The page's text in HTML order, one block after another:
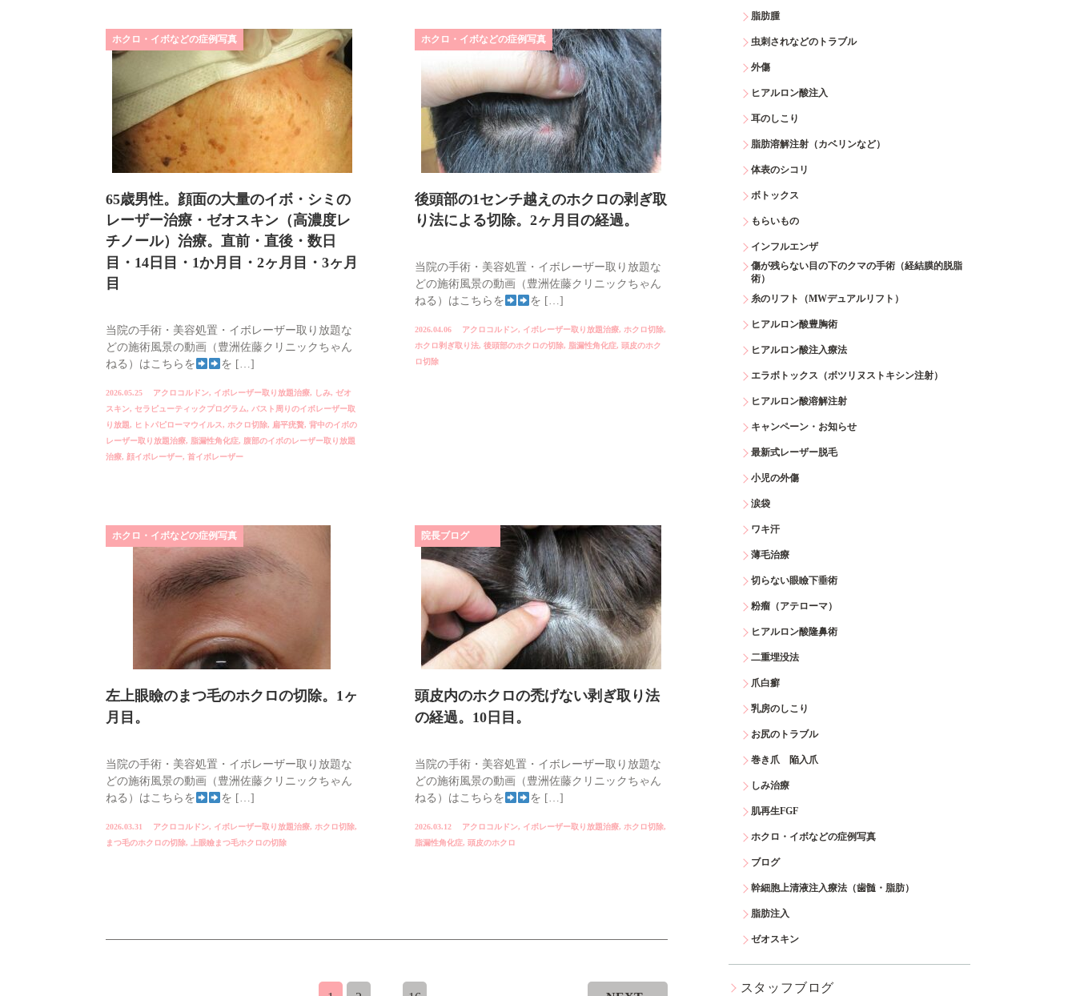
ホクロ・イボなどの症例写真
65歳男性。顔面の大量のイボ・シミの
レーザー治療・ゼオスキン（高濃度レ
チノール）治療。直前・直後・数日
目・14日目・1か月目・2ヶ月目・3ヶ月
目
当院の手術・美容処置・イボレーザー取り放題な
どの施術風景の動画（豊洲佐藤クリニックちゃん
ねる）はこちらを
を […]
2026.05.25 アクロコルドン, イボレーザー取り放題治療, しみ, ゼオ
スキン, セラピューティックプログラム, バスト周りのイボレーザー取
り放題, ヒトパピローマウイルス, ホクロ切除, 扁平疣贅, 背中のイボの
レーザー取り放題治療, 脂漏性角化症, 腹部のイボのレーザー取り放題
治療, 顔イボレーザー, 首イボレーザー
ホクロ・イボなどの症例写真
後頭部の1センチ越えのホクロの剥ぎ取
り法による切除。2ヶ月目の経過。
当院の手術・美容処置・イボレーザー取り放題な
どの施術風景の動画（豊洲佐藤クリニックちゃん
ねる）はこちらを
を […]
2026.04.06 アクロコルドン, イボレーザー取り放題治療,ホクロ切除,
ホクロ剥ぎ取り法,後頭部のホクロの切除, 脂漏性角化症,頭皮のホク
ロ切除
ホクロ・イボなどの症例写真
左上眼瞼のまつ毛のホクロの切除。1ヶ
月目。
当院の手術・美容処置・イボレーザー取り放題な
どの施術風景の動画（豊洲佐藤クリニックちゃん
ねる）はこちらを
を […]
2026.03.31 アクロコルドン, イボレーザー取り放題治療, ホクロ切除,
まつ毛のホクロの切除, 上眼瞼まつ毛ホクロの切除
院長ブログ
頭皮内のホクロの禿げない剥ぎ取り法
の経過。10日目。
当院の手術・美容処置・イボレーザー取り放題な
どの施術風景の動画（豊洲佐藤クリニックちゃん
ねる）はこちらを
を […]
2026.03.12 アクロコルドン, イボレーザー取り放題治療,ホクロ切除,
脂漏性角化症,頭皮のホクロ
脂肪腫
虫刺されなどのトラブル
外傷
ヒアルロン酸注入
耳のしこり
脂肪溶解注射（カベリンなど）
体表のシコリ
ボトックス
もらいもの
インフルエンザ
傷が残らない目の下のクマの手術（経結膜的脱脂
術）
糸のリフト（MWデュアルリフト）
ヒアルロン酸豊胸術
ヒアルロン酸注入療法
エラボトックス（ボツリヌストキシン注射）
ヒアルロン酸溶解注射
キャンペーン・お知らせ
最新式レーザー脱毛
小児の外傷
涙袋
ワキ汗
薄毛治療
切らない眼瞼下垂術
粉瘤（アテローマ）
ヒアルロン酸隆鼻術
二重埋没法
爪白癬
乳房のしこり
お尻のトラブル
巻き爪 陥入爪
しみ治療
肌再生FGF
ホクロ・イボなどの症例写真
ブログ
幹細胞上清液注入療法（歯髄・脂肪）
脂肪注入
ゼオスキン
スタッフブログ